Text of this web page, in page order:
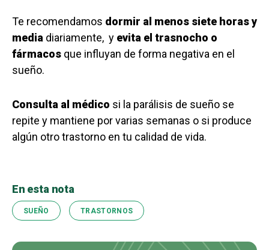
Te recomendamos dormir al menos siete horas y
media diariamente, y evita el trasnocho o
fármacos que influyan de forma negativa en el
sueño.
Consulta al médico si la parálisis de sueño se
repite y mantiene por varias semanas o si produce
algún otro trastorno en tu calidad de vida.
En esta nota
SUEÑO TRASTORNOS